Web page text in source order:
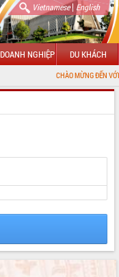
Vietnamese| English
DOANH NGHIỆP DU KHÁCH
CHÀO MỪNG ĐẾN VỚI CỔNG